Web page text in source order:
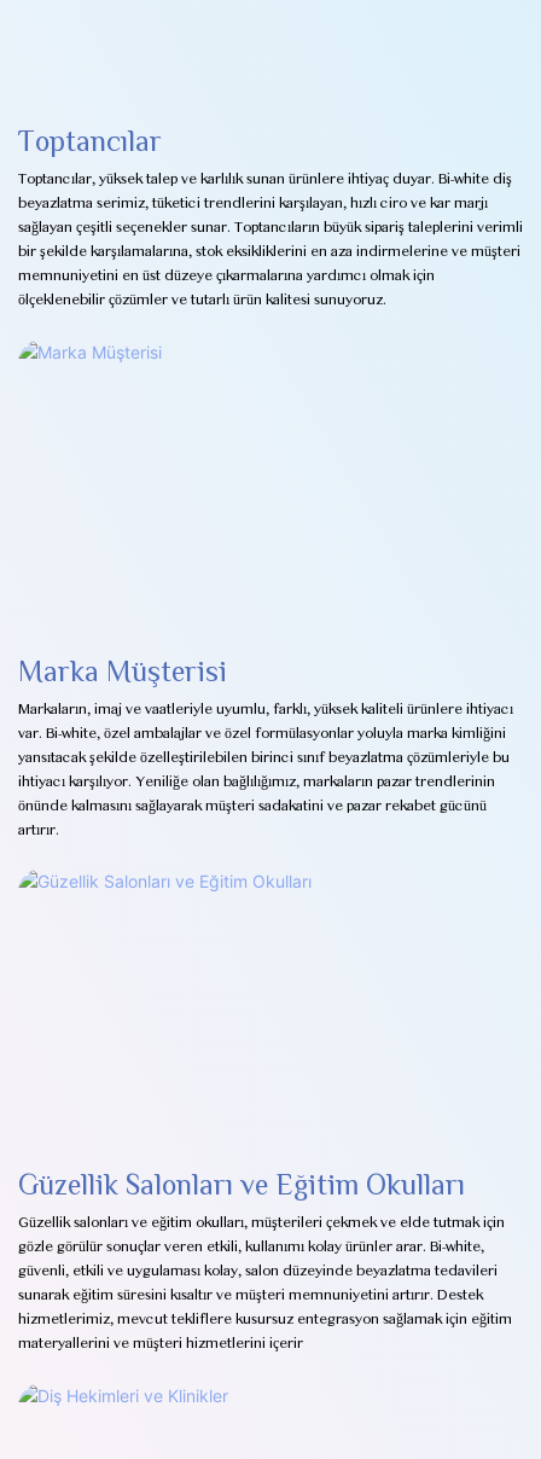
Toptancılar
Toptancılar, yüksek talep ve karlılık sunan ürünlere ihtiyaç duyar. Bi-white diş
beyazlatma serimiz, tüketici trendlerini karşılayan, hızlı ciro ve kar marjı
sağlayan çeşitli seçenekler sunar. Toptancıların büyük sipariş taleplerini verimli
bir şekilde karşılamalarına, stok eksikliklerini en aza indirmelerine ve müşteri
memnuniyetini en üst düzeye çıkarmalarına yardımcı olmak için
ölçeklenebilir çözümler ve tutarlı ürün kalitesi sunuyoruz.
Marka Müşterisi
Markaların, imaj ve vaatleriyle uyumlu, farklı, yüksek kaliteli ürünlere ihtiyacı
var. Bi-white, özel ambalajlar ve özel formülasyonlar yoluyla marka kimliğini
yansıtacak şekilde özelleştirilebilen birinci sınıf beyazlatma çözümleriyle bu
ihtiyacı karşılıyor. Yeniliğe olan bağlılığımız, markaların pazar trendlerinin
önünde kalmasını sağlayarak müşteri sadakatini ve pazar rekabet gücünü
artırır.
Güzellik Salonları ve Eğitim Okulları
Güzellik salonları ve eğitim okulları, müşterileri çekmek ve elde tutmak için
gözle görülür sonuçlar veren etkili, kullanımı kolay ürünler arar. Bi-white,
güvenli, etkili ve uygulaması kolay, salon düzeyinde beyazlatma tedavileri
sunarak eğitim süresini kısaltır ve müşteri memnuniyetini artırır. Destek
hizmetlerimiz, mevcut tekliflere kusursuz entegrasyon sağlamak için eğitim
materyallerini ve müşteri hizmetlerini içerir